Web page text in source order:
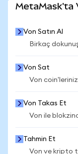
MetaMask'ta
Von Satın Al
Birkaç
Von Sat
Von
Von Takas Et
Von ile
Tahmin Et
Von ve kripto